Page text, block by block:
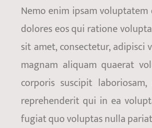
Nemo enim ipsam
dolores eos qui ratione
sit amet, consectetur,
magnam aliquam quaerat
corporis suscipit
reprehenderit qui in ea
fugiat quo voluptas nulla